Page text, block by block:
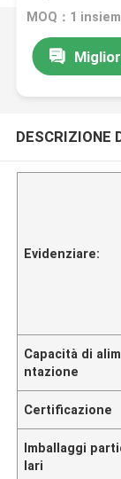
cotone 80m/
MOQ：1
DESCRIZIONE
Evidenziare:
Capacità di
ntazione
Certificazione
Imballaggi
lari